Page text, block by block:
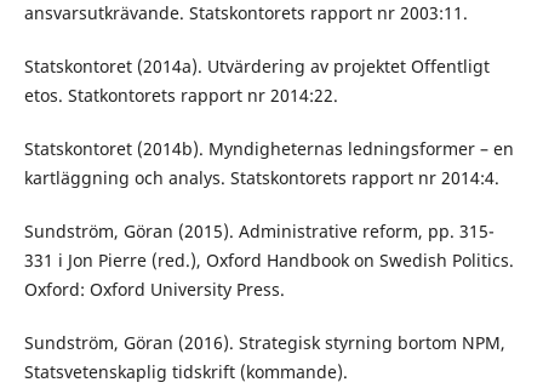
ansvarsutkrävande. Statskontorets rapport nr 2003:11.
Statskontoret (2014a). Utvärdering av projektet Offentligt
etos. Statkontorets rapport nr 2014:22.
Statskontoret (2014b). Myndigheternas ledningsformer – en
kartläggning och analys. Statskontorets rapport nr 2014:4.
Sundström, Göran (2015). Administrative reform, pp. 315-
331 i Jon Pierre (red.), Oxford Handbook on Swedish Politics.
Oxford: Oxford University Press.
Sundström, Göran (2016). Strategisk styrning bortom NPM,
Statsvetenskaplig tidskrift (kommande).